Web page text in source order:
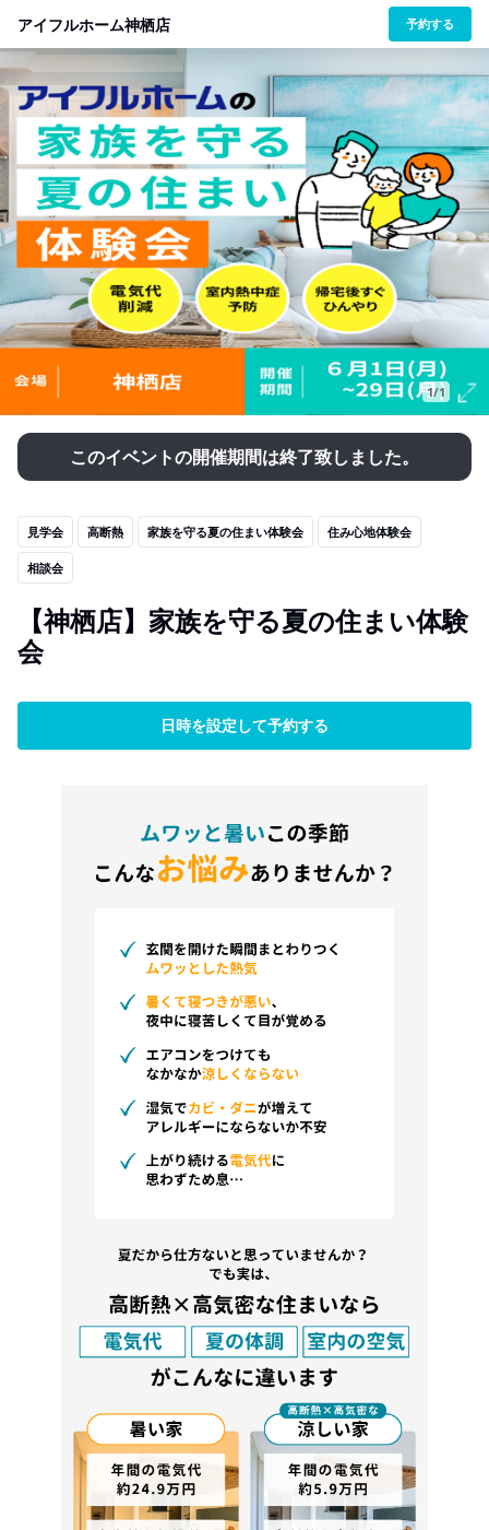
アイフルホーム神栖店 予約する
1/1
このイベントの開催期間は終了致しました。
見学会 高断熱 家族を守る夏の住まい体験会 住み心地体験会
相談会
【神栖店】家族を守る夏の住まい体験
会
日時を設定して予約する